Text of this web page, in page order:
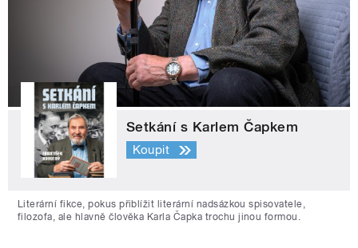
Setkání s Karlem Čapkem
Koupit
Literární fikce, pokus přiblížit literární nadsázkou spisovatele,
filozofa, ale hlavně člověka Karla Čapka trochu jinou formou.